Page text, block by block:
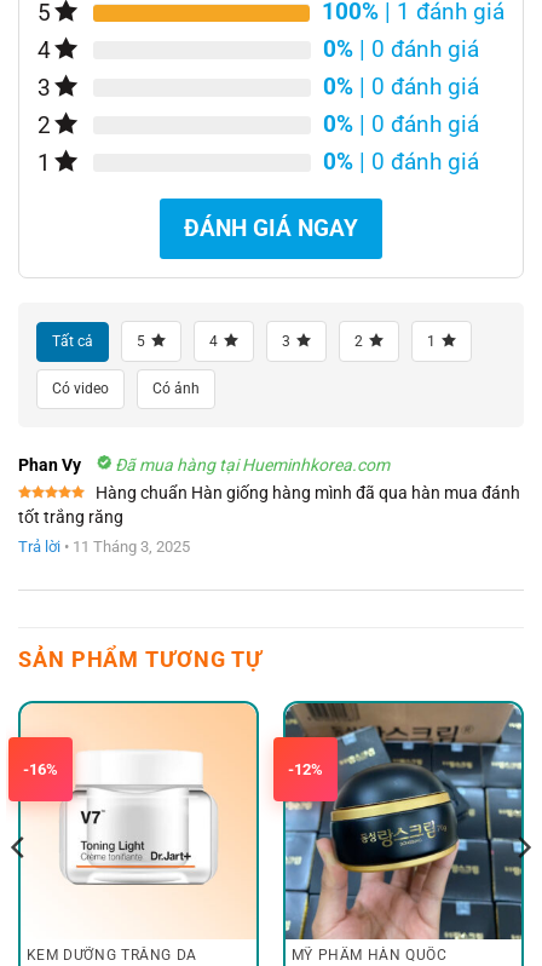
5 100% | 1 đánh giá
4
0% | 0 đánh giá
3
0% | 0 đánh giá
2
0% | 0 đánh giá
1
0% | 0 đánh giá
ĐÁNH GIÁ NGAY
Tất cả 5 4 3 2 1
Có video Có ảnh
Phan Vy Đã mua hàng tại Hueminhkorea.com
Được xếp
hạng55
sao
Hàng chuẩn Hàn giống hàng mình đã qua hàn mua đánh
tốt trắng răng
Trả lời • 11 Tháng 3, 2025
SẢN PHẨM TƯƠNG TỰ
-16%
KEM DƯỠNG TRẮNG DA
-12%
MỸ PHẨM HÀN QUỐC